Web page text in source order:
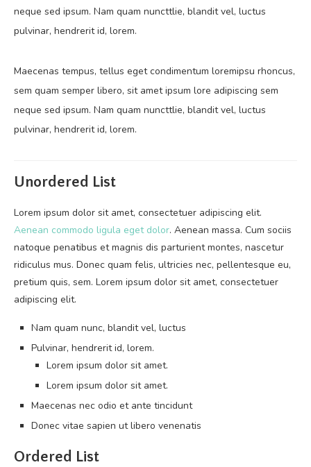
neque sed ipsum. Nam quam nuncttlie, blandit vel, luctus
pulvinar, hendrerit id, lorem.
Maecenas tempus, tellus eget condimentum loremipsu rhoncus,
sem quam semper libero, sit amet ipsum lore adipiscing sem
neque sed ipsum. Nam quam nuncttlie, blandit vel, luctus
pulvinar, hendrerit id, lorem.
Unordered List
Lorem ipsum dolor sit amet, consectetuer adipiscing elit.
Aenean commodo ligula eget dolor. Aenean massa. Cum sociis
natoque penatibus et magnis dis parturient montes, nascetur
ridiculus mus. Donec quam felis, ultricies nec, pellentesque eu,
pretium quis, sem. Lorem ipsum dolor sit amet, consectetuer
adipiscing elit.
Nam quam nunc, blandit vel, luctus
Pulvinar, hendrerit id, lorem.
Lorem ipsum dolor sit amet.
Lorem ipsum dolor sit amet.
Maecenas nec odio et ante tincidunt
Donec vitae sapien ut libero venenatis
Ordered List